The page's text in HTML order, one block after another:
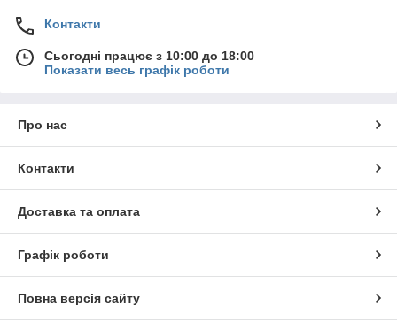
Контакти
Сьогодні працює з 10:00 до 18:00
Показати весь графік роботи
Про нас
Контакти
Доставка та оплата
Графік роботи
Повна версія сайту